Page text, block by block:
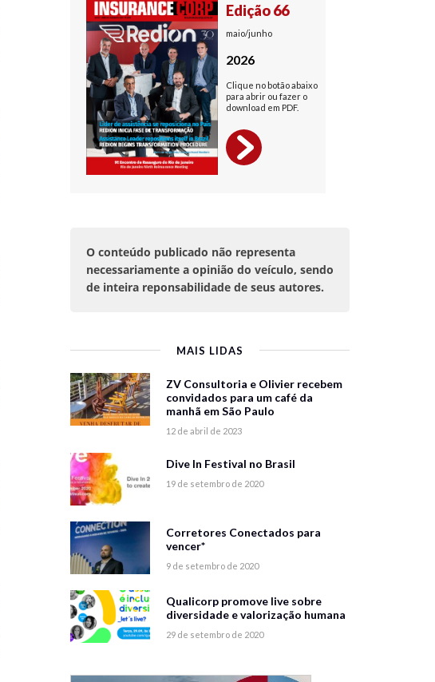
O conteúdo publicado não representa
necessariamente a opinião do veículo, sendo
de inteira reponsabilidade de seus autores.
MAIS LIDAS
ZV Consultoria e Olivier recebem
convidados para um café da
manhã em São Paulo
12 de abril de 2023
Dive In Festival no Brasil
19 de setembro de 2020
Corretores Conectados para
vencer*
9 de setembro de 2020
Qualicorp promove live sobre
diversidade e valorização humana
29 de setembro de 2020